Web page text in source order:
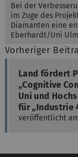
Bei der
im Zuge des
Diamanten eine
Eberhardt/Uni
Vorheriger
Land fördert
„Cognitive
Uni und
für „Industrie
veröffentlicht